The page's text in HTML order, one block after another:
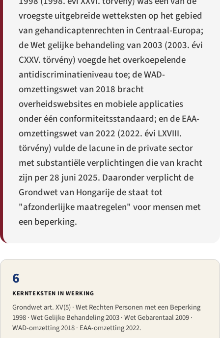
vroegste uitgebreide wetteksten op het gebied
van gehandicaptenrechten in Centraal-Europa;
de Wet gelijke behandeling van 2003 (2003. évi
CXXV. törvény) voegde het overkoepelende
antidiscriminatieniveau toe; de WAD-
omzettingswet van 2018 bracht
overheidswebsites en mobiele applicaties
onder één conformiteitsstandaard; en de EAA-
omzettingswet van 2022 (2022. évi LXVIII.
törvény) vulde de lacune in de private sector
met substantiële verplichtingen die van kracht
zijn per 28 juni 2025. Daaronder verplicht de
Grondwet van Hongarije de staat tot
"afzonderlijke maatregelen" voor mensen met
een beperking.
6
KERNTEKSTEN IN WERKING
Grondwet art. XV(5) · Wet Rechten Personen met een Beperking
1998 · Wet Gelijke Behandeling 2003 · Wet Gebarentaal 2009 ·
WAD-omzetting 2018 · EAA-omzetting 2022.